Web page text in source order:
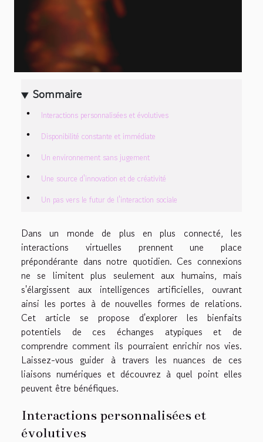
Sommaire
Interactions personnalisées et évolutives
Disponibilité constante et immédiate
Un environnement sans jugement
Une source d'innovation et de créativité
Un pas vers le futur de l'interaction sociale
Dans un monde de plus en plus connecté, les
interactions virtuelles prennent une place
prépondérante dans notre quotidien. Ces connexions
ne se limitent plus seulement aux humains, mais
s'élargissent aux intelligences artificielles, ouvrant
ainsi les portes à de nouvelles formes de relations.
Cet article se propose d'explorer les bienfaits
potentiels de ces échanges atypiques et de
comprendre comment ils pourraient enrichir nos vies.
Laissez-vous guider à travers les nuances de ces
liaisons numériques et découvrez à quel point elles
peuvent être bénéfiques.
Interactions personnalisées et
évolutives